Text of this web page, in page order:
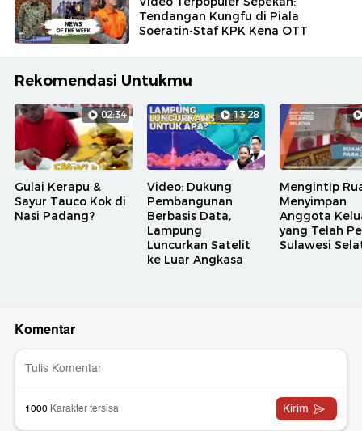
Tendangan Kungfu di Piala
Soeratin-Staf KPK Kena OTT
Rekomendasi Untukmu
02:34
Gulai Kerapu &
Sayur Tauco Kok di
Nasi Padang?
13:28
Video: Dukung
Pembangunan
Berbasis Data,
Lampung
Luncurkan Satelit
ke Luar Angkasa
Mengintip
Menyimpan
Anggota
yang Telah
Sulawesi